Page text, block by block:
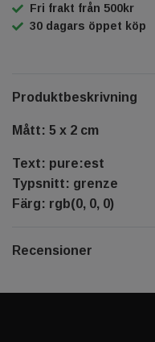
Fri frakt från 500kr
30 dagars öppet köp
Produktbeskrivning
Mått: 5 x 2 cm
Text: pure:est
Typsnitt: grenze
Färg: rgb(0, 0, 0)
Recensioner